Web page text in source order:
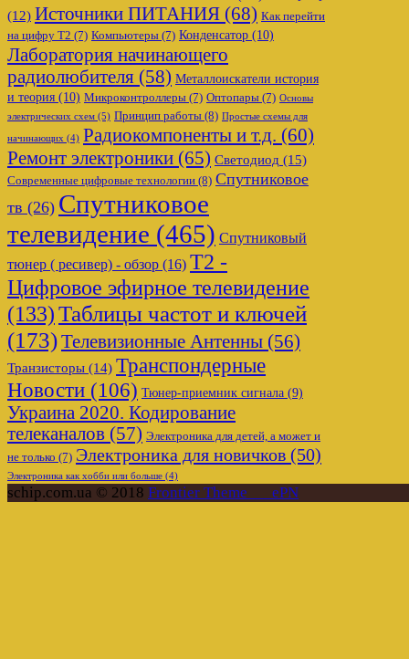
(12) Источники ПИТАНИЯ (68) Как перейти
на цифру Т2 (7) Компьютеры (7) Конденсатор (10)
Лаборатория начинающего
радиолюбителя (58) Металлоискатели история
и теория (10) Микроконтроллеры (7) Оптопары (7) Основы
электрических схем (5) Принцип работы (8) Простые схемы для
начинающих (4) Радиокомпоненты и т.д. (60)
Ремонт электроники (65) Светодиод (15)
Современные цифровые технологии (8) Спутниковое
тв (26) Спутниковое
телевидение (465) Спутниковый
тюнер ( ресивер) - обзор (16) Т2 -
Цифровое эфирное телевидение
(133)Таблицы частот и ключей
(173)Телевизионные Антенны (56)
Транзисторы (14) Транспондерные
Новости (106) Тюнер-приемник сигнала (9)
Украина 2020. Кодирование
телеканалов (57) Электроника для детей, а может и
не только (7) Электроника для новичков (50)
Электроника как хобби или больше (4)
schip.com.ua © 2018 Frontier Theme___ePN